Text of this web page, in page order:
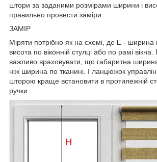
штори за заданими розмірами ширини і
правильно провести заміри.
ЗАМІР
Міряти потрібно як на схемі, де L - ширина
висота по віконній стулці або по рамі вікна.
важливо враховувати, що габаритна
ніж ширина по тканині. І ланцюжок
шторою краще встановити в протилежній
ручки.